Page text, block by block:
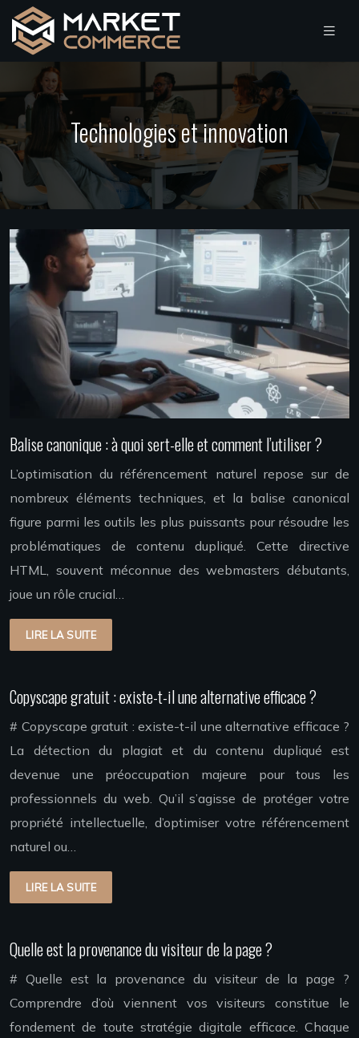
Technologies et innovation
Balise canonique : à quoi sert-elle et comment l’utiliser ?
L’optimisation du référencement naturel repose sur de
nombreux éléments techniques, et la balise canonical
figure parmi les outils les plus puissants pour résoudre les
problématiques de contenu dupliqué. Cette directive
HTML, souvent méconnue des webmasters débutants,
joue un rôle crucial…
LIRE LA SUITE
Copyscape gratuit : existe-t-il une alternative efficace ?
# Copyscape gratuit : existe-t-il une alternative efficace ?
La détection du plagiat et du contenu dupliqué est
devenue une préoccupation majeure pour tous les
professionnels du web. Qu’il s’agisse de protéger votre
propriété intellectuelle, d’optimiser votre référencement
naturel ou…
LIRE LA SUITE
Quelle est la provenance du visiteur de la page ?
# Quelle est la provenance du visiteur de la page ?
Comprendre d’où viennent vos visiteurs constitue le
fondement de toute stratégie digitale efficace. Chaque